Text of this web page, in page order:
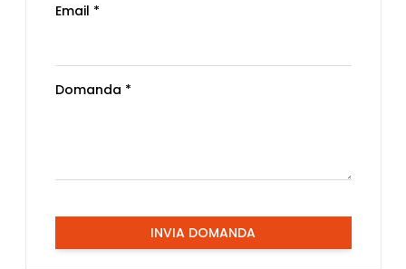
Email *
Domanda *
INVIA DOMANDA